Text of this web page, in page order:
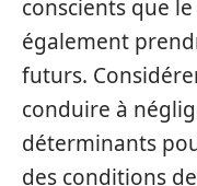
conscients que
également
futurs.
conduire à
déterminants
des conditions